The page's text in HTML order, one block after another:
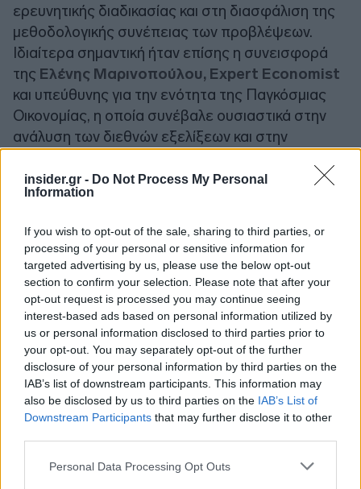
insider.gr - Do Not Process My Personal
Information
If you wish to opt-out of the sale, sharing to third parties, or
processing of your personal or sensitive information for
targeted advertising by us, please use the below opt-out
section to confirm your selection. Please note that after your
opt-out request is processed you may continue seeing
interest-based ads based on personal information utilized by
us or personal information disclosed to third parties prior to
your opt-out. You may separately opt-out of the further
disclosure of your personal information by third parties on the
IAB’s list of downstream participants. This information may
also be disclosed by us to third parties on the IAB’s List of
Downstream Participants that may further disclose it to other
Please note that this website/app uses one or more Google
Personal Data Processing Opt Outs
ερευνητικής διαδικασίας και στη διασφάλιση της
μεθοδολογικής συνέπειας των προβλέψεων.
Ιδιαίτερα σημαντική ήταν επίσης η συνεισφορά
της Ελένης Μαρινοπούλου, Expert Economist
και υπεύθυνης για την ενότητα της Παγκόσμιας
Οικονομίας, η οποία συνέβαλε ουσιαστικά στην
ανάλυση των διεθνών εξελίξεων και στην
Ευρωζώνη, σε ένα περιβάλλον αυξημένων
γεωπολιτικών προκλήσεων.